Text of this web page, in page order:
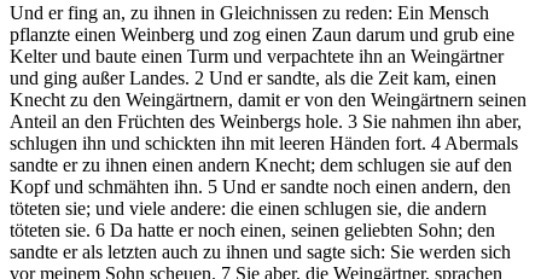
Und er fing an, zu ihnen in Gleichnissen zu reden: Ein Mensch
pflanzte einen Weinberg und zog einen Zaun darum und grub eine
Kelter und baute einen Turm und verpachtete ihn an Weingärtner
und ging außer Landes. 2 Und er sandte, als die Zeit kam, einen
Knecht zu den Weingärtnern, damit er von den Weingärtnern seinen
Anteil an den Früchten des Weinbergs hole. 3 Sie nahmen ihn aber,
schlugen ihn und schickten ihn mit leeren Händen fort. 4 Abermals
sandte er zu ihnen einen andern Knecht; dem schlugen sie auf den
Kopf und schmähten ihn. 5 Und er sandte noch einen andern, den
töteten sie; und viele andere: die einen schlugen sie, die andern
töteten sie. 6 Da hatte er noch einen, seinen geliebten Sohn; den
sandte er als letzten auch zu ihnen und sagte sich: Sie werden sich
vor meinem Sohn scheuen. 7 Sie aber, die Weingärtner, sprachen